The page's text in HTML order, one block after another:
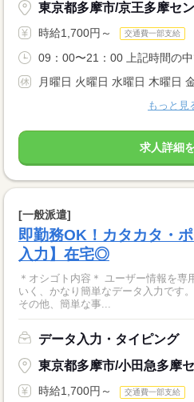
東京都多摩市/京王多摩セ
時給1,700円～ 交通費一部支給
09：00〜21：00 上記時間の
月曜日 火曜日 水曜日 木曜日
もっと見
求人詳細
[一般派遣]
即勤務OK！カタカタ・
入力】在宅◎
＊オシゴト内容＊ ユーザー情報を専用フォームに そのまま入力して
いく、かなり簡単なデータ入力です
その他、簡単な事...
データ入力・タイピング
東京都多摩市/小田急多摩
時給1,700円～ 交通費一部支給